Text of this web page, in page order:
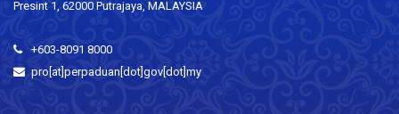
Presint 1, 62000 Putrajaya, MALAYSIA
+603-8091 8000
pro[at]perpaduan[dot]gov[dot]my